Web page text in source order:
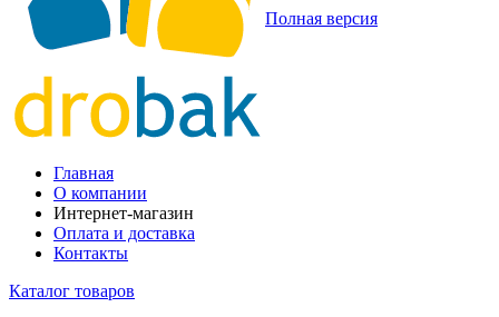
Полная версия
Главная
О компании
Интернет-магазин
Оплата и доставка
Контакты
Каталог товаров